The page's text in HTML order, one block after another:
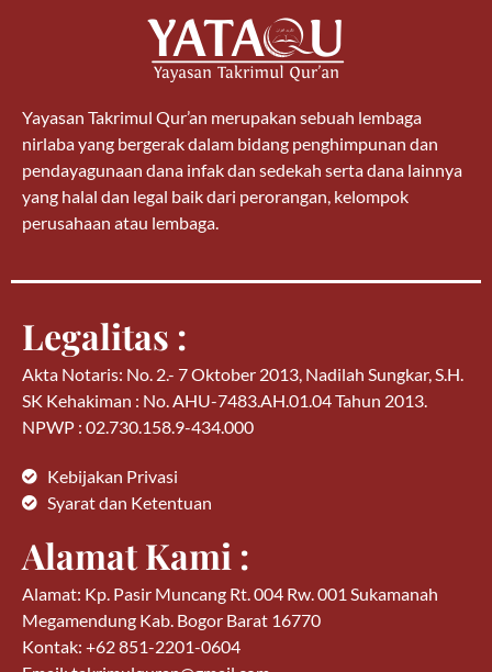
Yayasan Takrimul Qur’an merupakan sebuah lembaga
nirlaba yang bergerak dalam bidang penghimpunan dan
pendayagunaan dana infak dan sedekah serta dana lainnya
yang halal dan legal baik dari perorangan, kelompok
perusahaan atau lembaga.
Legalitas :
Akta Notaris: No. 2.- 7 Oktober 2013, Nadilah Sungkar, S.H.
SK Kehakiman : No. AHU-7483.AH.01.04 Tahun 2013.
NPWP : 02.730.158.9-434.000
Kebijakan Privasi
Syarat dan Ketentuan
Alamat Kami :
Alamat: Kp. Pasir Muncang Rt. 004 Rw. 001 Sukamanah
Megamendung Kab. Bogor Barat 16770
Kontak: +62 851-2201-0604